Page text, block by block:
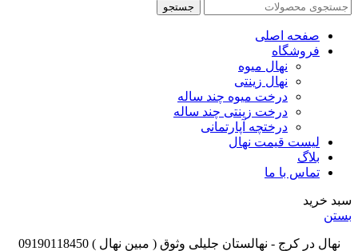
جستجو
صفحه اصلی
فروشگاه
نهال میوه
نهال زینتی
درخت میوه چند ساله
درخت زینتی چند ساله
درختچه آپارتمانی
لیست قیمت نهال
بلاگ
تماس با ما
سبد خرید
بستن
نهال در کرج - نهالستان جلیلی وثوق ( مبین نهال ) 09190118450